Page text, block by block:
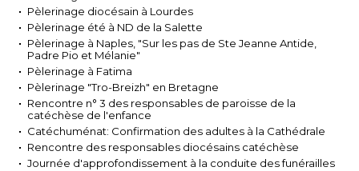
Pèlerinage diocésain à Lourdes
Pèlerinage été à ND de la Salette
Pèlerinage à Naples, "Sur les pas de Ste Jeanne Antide,
Padre Pio et Mélanie"
Pèlerinage à Fatima
Pèlerinage "Tro-Breizh" en Bretagne
Rencontre n° 3 des responsables de paroisse de la
catéchèse de l'enfance
Catéchuménat: Confirmation des adultes à la Cathédrale
Rencontre des responsables diocésains catéchèse
Journée d'approfondissement à la conduite des funérailles